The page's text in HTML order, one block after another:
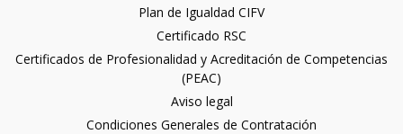
Plan de Igualdad CIFV
Certificado RSC
Certificados de Profesionalidad y Acreditación de Competencias
(PEAC)
Aviso legal
Condiciones Generales de Contratación